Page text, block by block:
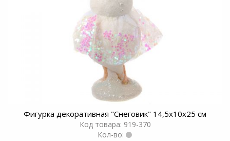
Фигурка декоративная "Снеговик" 14,5х10х25 см
Код товара: 919-370
Кол-во: